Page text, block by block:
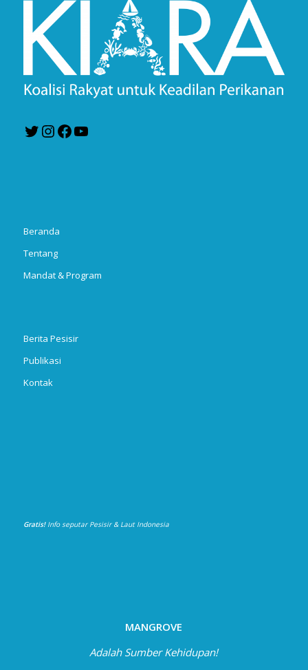
TwitterInstagram
Facebook
Beranda
Tentang
Mandat & Program
Berita Pesisir
Publikasi
Kontak
Gratis! Info seputar Pesisir & Laut Indonesia
MANGROVE
Adalah Sumber Kehidupan!